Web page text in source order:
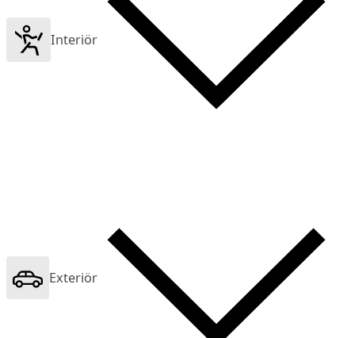
Interiör
Exteriör